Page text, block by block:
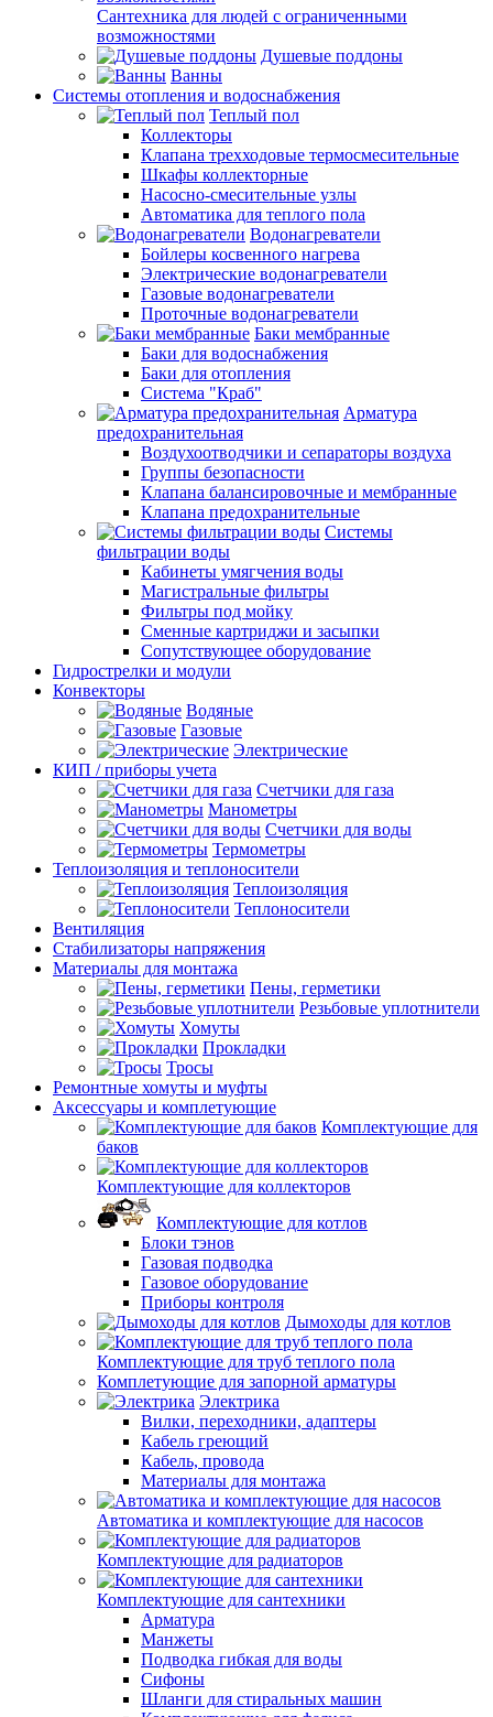
Сантехника для людей с ограниченными
возможностями
Душевые поддоны
Ванны
Системы отопления и водоснабжения
Теплый пол
Коллекторы
Клапана трехходовые термосмесительные
Шкафы коллекторные
Насосно-смесительные узлы
Автоматика для теплого пола
Водонагреватели
Бойлеры косвенного нагрева
Электрические водонагреватели
Газовые водонагреватели
Проточные водонагреватели
Баки мембранные
Баки для водоснабжения
Баки для отопления
Система "Краб"
Арматура
предохранительная
Воздухоотводчики и сепараторы воздуха
Группы безопасности
Клапана балансировочные и мембранные
Клапана предохранительные
Системы
фильтрации воды
Кабинеты умягчения воды
Магистральные фильтры
Фильтры под мойку
Сменные картриджи и засыпки
Сопутствующее оборудование
Гидрострелки и модули
Конвекторы
Водяные
Газовые
Электрические
КИП / приборы учета
Счетчики для газа
Манометры
Счетчики для воды
Термометры
Теплоизоляция и теплоносители
Теплоизоляция
Теплоносители
Вентиляция
Стабилизаторы напряжения
Материалы для монтажа
Пены, герметики
Резьбовые уплотнители
Хомуты
Прокладки
Тросы
Ремонтные хомуты и муфты
Аксессуары и комплетующие
Комплектующие для
баков
Комплектующие для коллекторов
Комплектующие для котлов
Блоки тэнов
Газовая подводка
Газовое оборудование
Приборы контроля
Дымоходы для котлов
Комплектующие для труб теплого пола
Комплетующие для запорной арматуры
Электрика
Вилки, переходники, адаптеры
Кабель греющий
Кабель, провода
Материалы для монтажа
Автоматика и комплектующие для насосов
Комплектующие для радиаторов
Комплектующие для сантехники
Арматура
Манжеты
Подводка гибкая для воды
Сифоны
Шланги для стиральных машин